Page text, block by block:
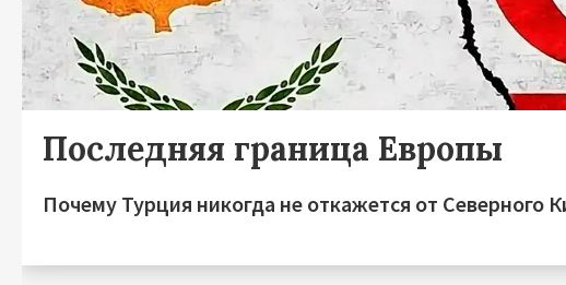
Последняя граница Европы
Почему Турция никогда не откажется от Северного